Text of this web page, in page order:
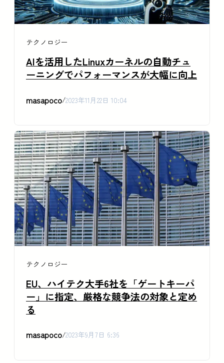
テクノロジー
AIを活用したLinuxカーネルの自動チュ
ーニングでパフォーマンスが大幅に向上
masapoco/2023年11月22日 10:04
テクノロジー
EU、ハイテク大手6社を「ゲートキーパ
ー」に指定、厳格な競争法の対象と定め
る
masapoco/2023年9月7日 6:36